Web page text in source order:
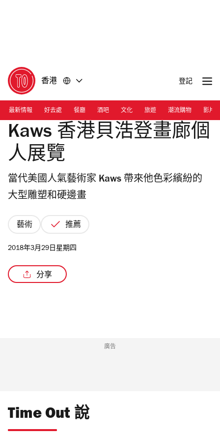
香港 登記
最新情報 好去處 餐廳 酒吧 文化 旅遊 潮流購物 影片
Kaws 香港貝浩登畫廊個
人展覽
當代美國人氣藝術家 Kaws 帶來他色彩繽紛的
大型雕塑和硬邊畫
藝術 推薦
2018年3月29日星期四
分享
廣告
Time Out 說